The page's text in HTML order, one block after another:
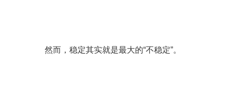
然而，稳定其实就是最大的“不稳定”。